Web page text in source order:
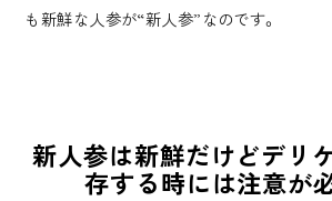
も新鮮な人参が“新人参”なのです。
新人参は新鮮だけどデリ
存する時には注意が